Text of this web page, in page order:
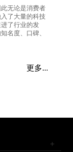
无论是消费者
了大量的科技
了行业的发
名度、口碑、
更多...
+